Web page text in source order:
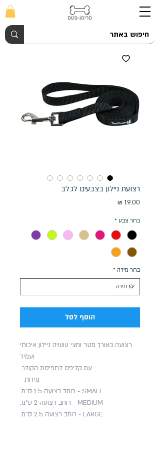
רצועת ניילון בצבעים לכלב
מחיר
בחר צבע *
בחר מידה *
הוסף לסל
רצועה באורך מטר וחצי עשויה ניילון איכותי
ועמיד
עם קליפס לתפיסת הקולר.
מידות -
SMALL - רוחב רצועה 1.5 ס"מ.
MEDIUM - רוחב רצועה 2 ס"מ.
LARGE - רוחב רצועה 2.5 ס"מ.